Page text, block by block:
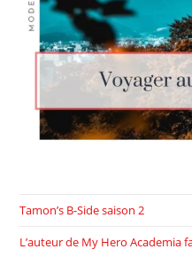
Tamon’s B-Side saison 2
L’auteur de My Hero Academia